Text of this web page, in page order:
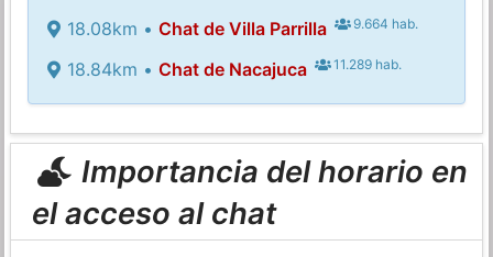
18.08km • Chat de Villa Parrilla 9.664 hab.
18.84km • Chat de Nacajuca 11.289 hab.
Importancia del horario en
el acceso al chat